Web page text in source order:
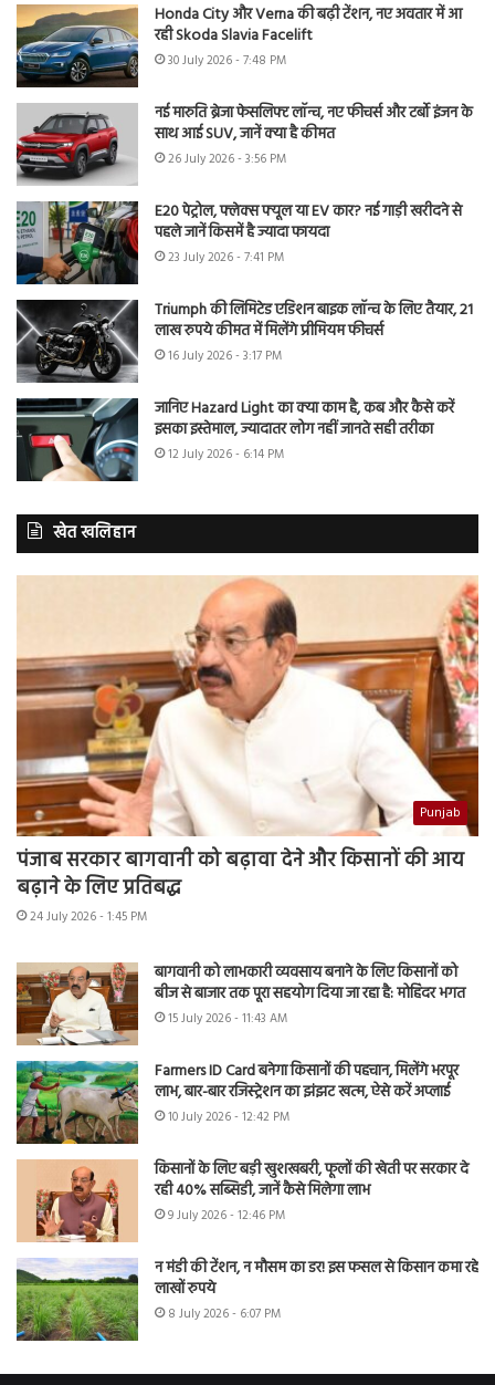
Honda City और Verna की बढ़ी टेंशन, नए अवतार में आ
रही Skoda Slavia Facelift
30 July 2026 - 7:48 PM
नई मारुति ब्रेजा फेसलिफ्ट लॉन्च, नए फीचर्स और टर्बो इंजन के
साथ आई SUV, जानें क्या है कीमत
26 July 2026 - 3:56 PM
E20 पेट्रोल, फ्लेक्स फ्यूल या EV कार? नई गाड़ी खरीदने से
पहले जानें किसमें है ज्यादा फायदा
23 July 2026 - 7:41 PM
Triumph की लिमिटेड एडिशन बाइक लॉन्च के लिए तैयार, 21
लाख रुपये कीमत में मिलेंगे प्रीमियम फीचर्स
16 July 2026 - 3:17 PM
जानिए Hazard Light का क्या काम है, कब और कैसे करें
इसका इस्तेमाल, ज्यादातर लोग नहीं जानते सही तरीका
12 July 2026 - 6:14 PM
खेत खलिहान
Punjab
पंजाब सरकार बागवानी को बढ़ावा देने और किसानों की आय
बढ़ाने के लिए प्रतिबद्ध
24 July 2026 - 1:45 PM
बागवानी को लाभकारी व्यवसाय बनाने के लिए किसानों को
बीज से बाजार तक पूरा सहयोग दिया जा रहा है: मोहिंदर भगत
15 July 2026 - 11:43 AM
Farmers ID Card बनेगा किसानों की पहचान, मिलेंगे भरपूर
लाभ, बार-बार रजिस्ट्रेशन का झंझट खत्म, ऐसे करें अप्लाई
10 July 2026 - 12:42 PM
किसानों के लिए बड़ी खुशखबरी, फूलों की खेती पर सरकार दे
रही 40% सब्सिडी, जानें कैसे मिलेगा लाभ
9 July 2026 - 12:46 PM
न मंडी की टेंशन, न मौसम का डर! इस फसल से किसान कमा रहे
लाखों रुपये
8 July 2026 - 6:07 PM